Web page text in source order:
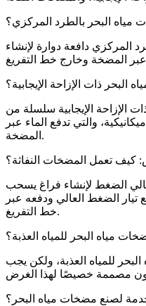
البحر بالطرد المركزي؟
المركزي دافعة دوارة لإنشاء
ذات الإزاحة الإيجابية؟
الإزاحة الإيجابية سلسلة من
والتي تدفع الماء عبر
المضخة.
كيف تعمل المضخات النفاثة؟
الضغط لإنشاء فراغ يسحب
الضغط العالي ودفعه عبر
خط التفريغ.
مياه البحر للمياه العذبة؟
للمياه العذبة، ولكن يجب
لصنع مضخات مياه البحر؟